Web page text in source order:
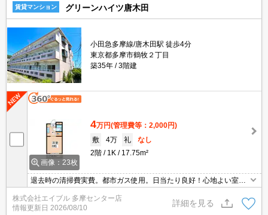
賃貸マンション グリーンハイツ唐木田
小田急多摩線/唐木田駅 徒歩4分
東京都多摩市鶴牧２丁目
築35年
3階建
画像：23枚
4万円(管理費等：2,000円)
敷
4万 礼
なし
2階
1K 17.75m²
退去時の清掃費実費。都市ガス使用。日当たり良好！心地よい室内
り駅まで徒歩3分！。TVインターホン付き。光ファイバー対応。室
内洗濯機置場。
株式会社エイブル 多摩センター店
情報更新日 2026/08/10
詳細を見る